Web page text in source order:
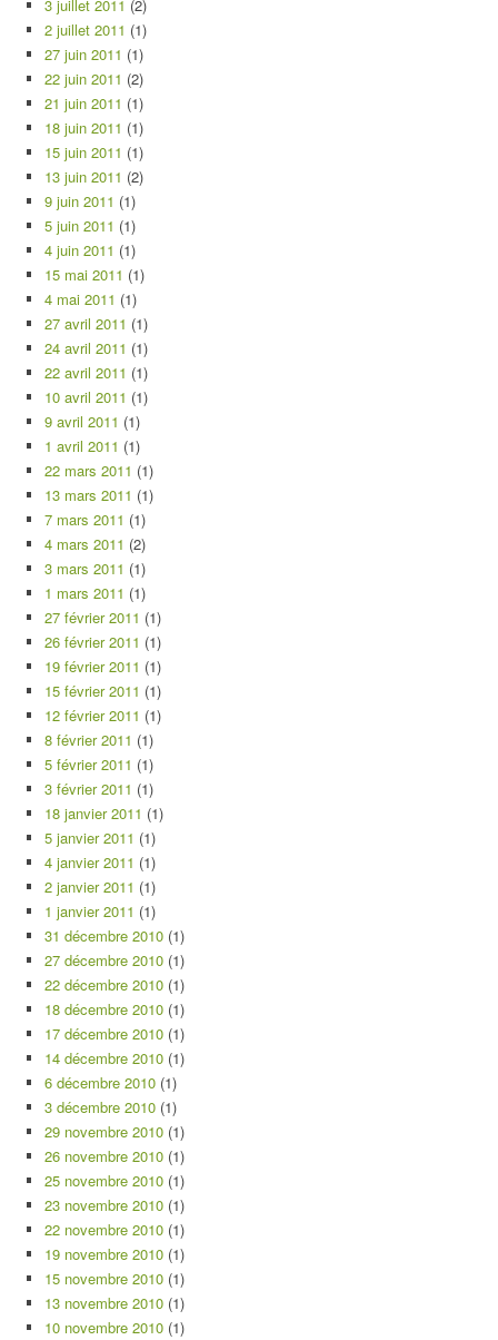
3 juillet 2011 (2)
2 juillet 2011 (1)
27 juin 2011 (1)
22 juin 2011 (2)
21 juin 2011 (1)
18 juin 2011 (1)
15 juin 2011 (1)
13 juin 2011 (2)
9 juin 2011 (1)
5 juin 2011 (1)
4 juin 2011 (1)
15 mai 2011 (1)
4 mai 2011 (1)
27 avril 2011 (1)
24 avril 2011 (1)
22 avril 2011 (1)
10 avril 2011 (1)
9 avril 2011 (1)
1 avril 2011 (1)
22 mars 2011 (1)
13 mars 2011 (1)
7 mars 2011 (1)
4 mars 2011 (2)
3 mars 2011 (1)
1 mars 2011 (1)
27 février 2011 (1)
26 février 2011 (1)
19 février 2011 (1)
15 février 2011 (1)
12 février 2011 (1)
8 février 2011 (1)
5 février 2011 (1)
3 février 2011 (1)
18 janvier 2011 (1)
5 janvier 2011 (1)
4 janvier 2011 (1)
2 janvier 2011 (1)
1 janvier 2011 (1)
31 décembre 2010 (1)
27 décembre 2010 (1)
22 décembre 2010 (1)
18 décembre 2010 (1)
17 décembre 2010 (1)
14 décembre 2010 (1)
6 décembre 2010 (1)
3 décembre 2010 (1)
29 novembre 2010 (1)
26 novembre 2010 (1)
25 novembre 2010 (1)
23 novembre 2010 (1)
22 novembre 2010 (1)
19 novembre 2010 (1)
15 novembre 2010 (1)
13 novembre 2010 (1)
10 novembre 2010 (1)